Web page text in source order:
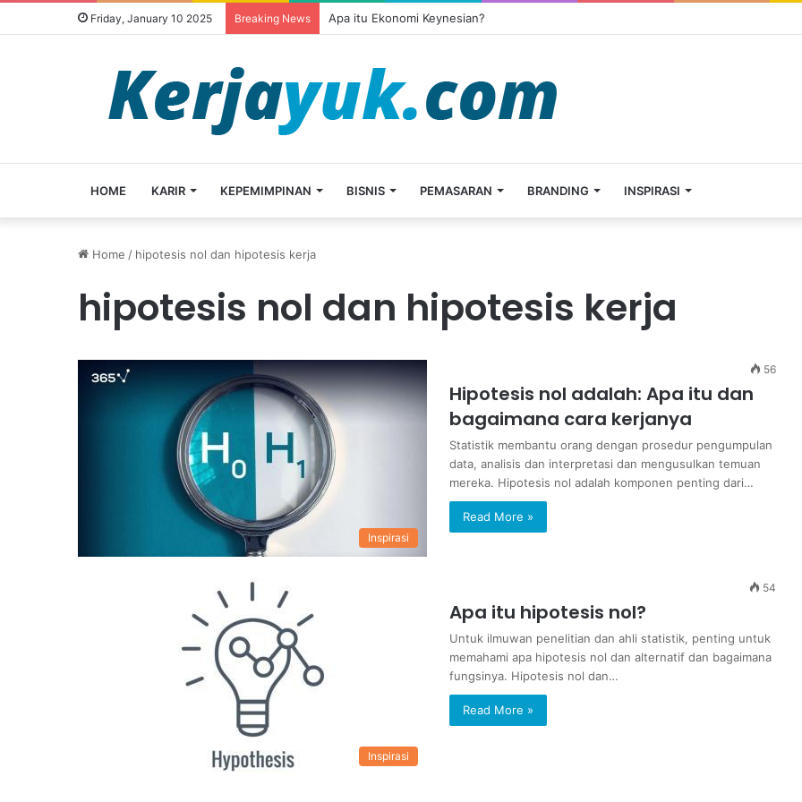
Friday, January 10 2025 Breaking News Apa itu Ekonomi Keynesian?
HOME KARIR KEPEMIMPINAN BISNIS PEMASARAN BRANDING INSPIRASI
Home / hipotesis nol dan hipotesis kerja
hipotesis nol dan hipotesis kerja
Inspirasi
56
Hipotesis nol adalah: Apa itu dan
bagaimana cara kerjanya
Statistik membantu orang dengan prosedur pengumpulan
data, analisis dan interpretasi dan mengusulkan temuan
mereka. Hipotesis nol adalah komponen penting dari…
Read More »
Inspirasi
54
Apa itu hipotesis nol?
Untuk ilmuwan penelitian dan ahli statistik, penting untuk
memahami apa hipotesis nol dan alternatif dan bagaimana
fungsinya. Hipotesis nol dan…
Read More »